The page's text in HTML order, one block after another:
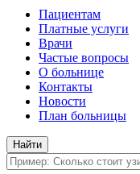
Пациентам
Платные услуги
Врачи
Частые вопросы
О больнице
Контакты
Новости
План больницы